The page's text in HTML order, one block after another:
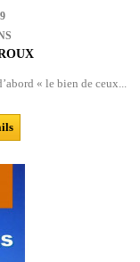
« le bien de ceux...